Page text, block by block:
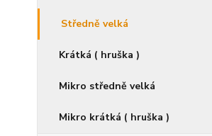
Středně velká
Krátká ( hruška )
Mikro středně velká
Mikro krátká ( hruška )